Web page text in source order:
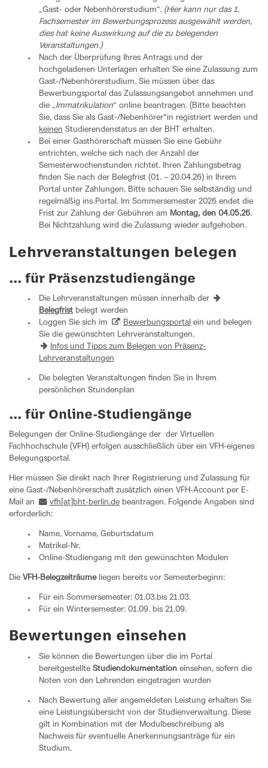
„Gast- oder Nebenhörerstudium“. (Hier kann nur das 1.
Fachsemester im Bewerbungsprozess ausgewählt werden,
dies hat keine Auswirkung auf die zu belegenden
Veranstaltungen.)
Nach der Überprüfung Ihres Antrags und der
hochgeladenen Unterlagen erhalten Sie eine Zulassung zum
Gast-/Nebenhörerstudium. Sie müssen über das
Bewerbungsportal das Zulassungsangebot annehmen und
die „Immatrikulation“ online beantragen. (Bitte beachten
Sie, dass Sie als Gast-/Nebenhörer*in registriert werden und
keinen Studierendenstatus an der BHT erhalten.
Bei einer Gasthörerschaft müssen Sie eine Gebühr
entrichten, welche sich nach der Anzahl der
Semesterwochenstunden richtet. Ihren Zahlungsbetrag
finden Sie nach der Belegfrist (01. – 20.04.26) in Ihrem
Portal unter Zahlungen. Bitte schauen Sie selbständig und
regelmäßig ins Portal. Im Sommersemester 2026 endet die
Frist zur Zahlung der Gebühren am Montag, den 04.05.26.
Bei Nichtzahlung wird die Zulassung wieder aufgehoben.
Lehrveranstaltungen belegen
... für Präsenzstudiengänge
Die Lehrveranstaltungen müssen innerhalb der
Belegfrist belegt werden
Loggen Sie sich im
Bewerbungsportal ein und belegen
Sie die gewünschten Lehrveranstaltungen.
Infos und Tipps zum Belegen von Präsenz-
Lehrveranstaltungen
Die belegten Veranstaltungen finden Sie in Ihrem
persönlichen Stundenplan
... für Online-Studiengänge
Belegungen der Online-Studiengänge der der Virtuellen
Fachhochschule (VFH) erfolgen ausschließlich über ein VFH-eigenes
Belegungsportal.
Hier müssen Sie direkt nach Ihrer Registrierung und Zulassung für
eine Gast-/Nebenhörerschaft zusätzlich einen VFH-Account per E-
Mail an
vfh[at]bht-berlin.de beantragen. Folgende Angaben sind
erforderlich:
Name, Vorname, Geburtsdatum
Matrikel-Nr.
Online-Studiengang mit den gewünschten Modulen
Die VFH-Belegzeiträumeliegen bereits vor Semesterbeginn:
Für ein Sommersemester: 01.03.bis 21.03.
Für ein Wintersemester: 01.09. bis 21.09.
Bewertungen einsehen
Sie können die Bewertungen über die im Portal
bereitgestellte Studiendokumentation einsehen, sofern die
Noten von den Lehrenden eingetragen wurden
Nach Bewertung aller angemeldeten Leistung erhalten Sie
eine Leistungsübersicht von der Studienverwaltung. Diese
gilt in Kombination mit der Modulbeschreibung als
Nachweis für eventuelle Anerkennungsanträge für ein
Studium.